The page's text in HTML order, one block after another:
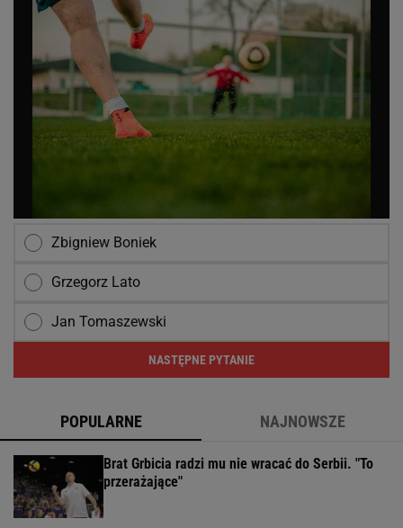
Zbigniew Boniek
Grzegorz Lato
Jan Tomaszewski
NASTĘPNE PYTANIE
POPULARNE NAJNOWSZE
Brat Grbicia radzi mu nie wracać do Serbii. "To
przerażające"